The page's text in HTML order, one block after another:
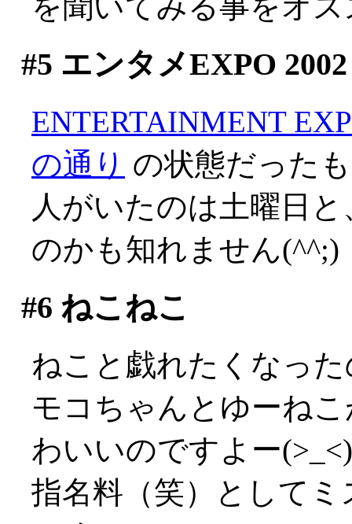
#5 エンタメEXPO 2002
ENTERTAINMENT
の通り の状態だった
人がいたのは土曜日
のかも知れません(^^;)
#6 ねこねこ
ねこと戯れたくなっ
モコちゃんとゆーね
わいいのですよー(>_<)
指名料（笑）として